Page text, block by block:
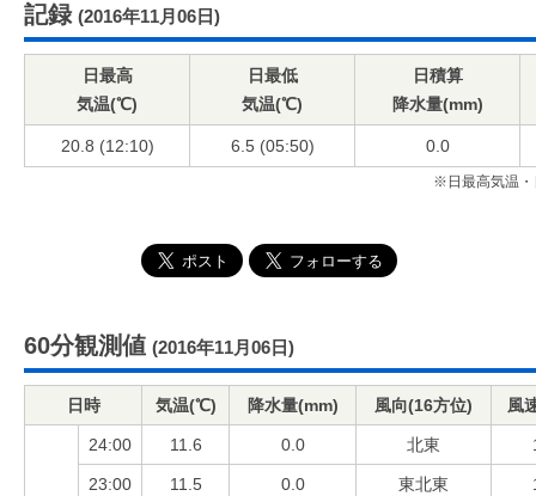
記録 (2016年11月06日)
日最高
気温(℃)
日最低
気温(℃)
日積算
降水量(mm)
20.8 (12:10) 6.5 (05:50) 0.0
※日最高気温・
60分観測値 (2016年11月06日)
日時 気温(℃) 降水量(mm) 風向(16方位) 風
24:00 11.6 0.0 北東
23:00 11.5 0.0 東北東